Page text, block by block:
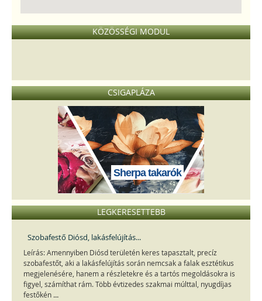
KÖZÖSSÉGI MODUL
CSIGAPLÁZA
Sherpa takarók
LEGKERESETTEBB
Szobafestő Diósd, lakásfelújítás...
Leírás: Amennyiben Diósd területén keres tapasztalt, precíz
szobafestőt, aki a lakásfelújítás során nemcsak a falak esztétikus
megjelenésére, hanem a részletekre és a tartós megoldásokra is
figyel, számíthat rám. Több évtizedes szakmai múlttal, nyugdíjas
festőkén ...